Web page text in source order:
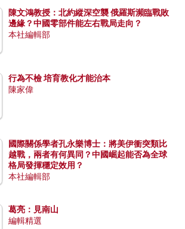
陳文鴻教授：北約縱深空襲 俄羅斯瀕臨戰敗
邊緣？中國零部件能左右戰局走向？
本社編輯部
行為不檢 培育教化才能治本
陳家偉
國際關係學者孔永樂博士：將美伊衝突類比
越戰，兩者有何異同？中國崛起能否為全球
格局發揮穩定效用？
本社編輯部
葛亮：見南山
編輯精選